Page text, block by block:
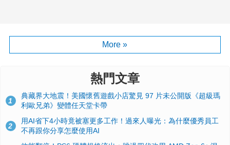
More »
熱門文章
1
典藏界大地震！美國懷舊遊戲小店驚見 97 片未公開版《超級瑪
利歐兄弟》變體任天堂卡帶
2
用AI省下4小時竟被塞更多工作！過來人曝光：為什麼優秀員工
不再跟你分享怎麼使用AI